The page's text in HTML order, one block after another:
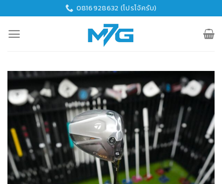
content
0816928632 (โปรโจ้ครับ)